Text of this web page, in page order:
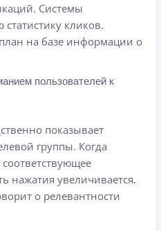
Системы
кликов.
на базе информации о
пользователей к
показывает
группы. Когда
нажатия увеличивается.
о релевантности